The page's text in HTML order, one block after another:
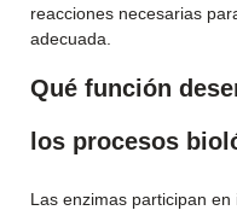
reacciones necesarias
adecuada.
Qué función
los procesos
Las enzimas participan